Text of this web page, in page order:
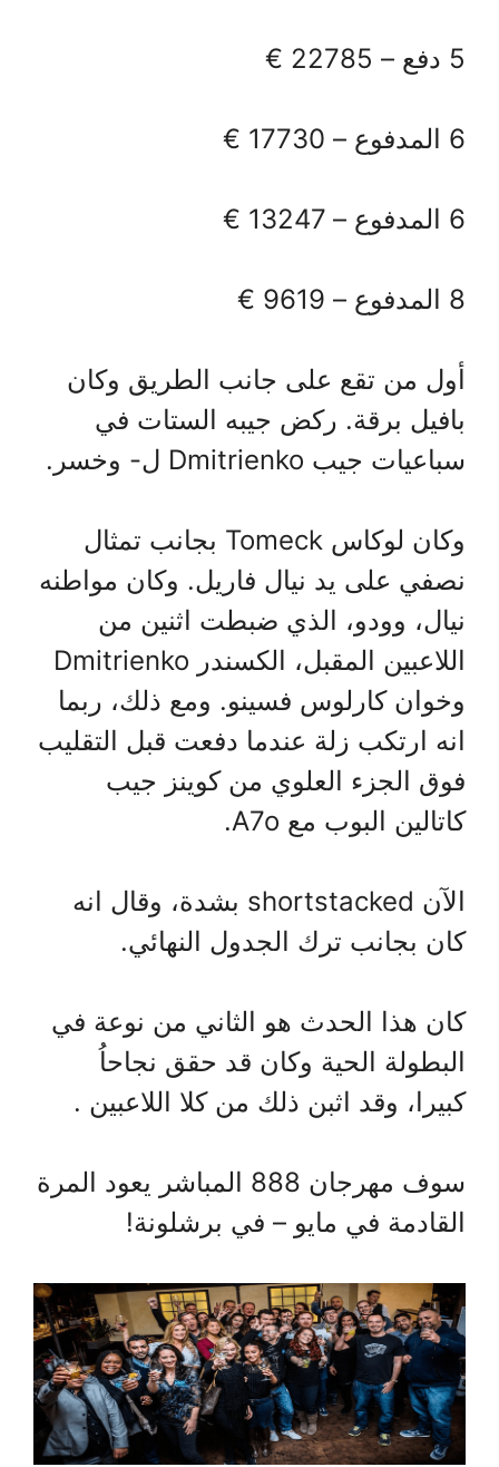
5 دفع – 22785 €
6 المدفوع – 17730 €
6 المدفوع – 13247 €
8 المدفوع – 9619 €
أول من تقع على جانب الطريق وكان
بافيل برقة. ركض جيبه الستات في
سباعيات جيب Dmitrienko ل- وخسر.
وكان لوكاس Tomeck بجانب تمثال
نصفي على يد نيال فاريل. وكان مواطنه
نيال، وودو، الذي ضبطت اثنين من
اللاعبين المقبل، الكسندر Dmitrienko
وخوان كارلوس فسينو. ومع ذلك، ربما
انه ارتكب زلة عندما دفعت قبل التقليب
فوق الجزء العلوي من كوينز جيب
كاتالين البوب ​​مع A7o.
الآن shortstacked بشدة، وقال انه
كان بجانب ترك الجدول النهائي.
كان هذا الحدث هو الثاني من نوعة في
البطولة الحية وكان قد حقق نجاحاُ
كبيرا، وقد اثبن ذلك من كلا اللاعبين .
سوف مهرجان 888 المباشر يعود المرة
القادمة في مايو – في برشلونة!